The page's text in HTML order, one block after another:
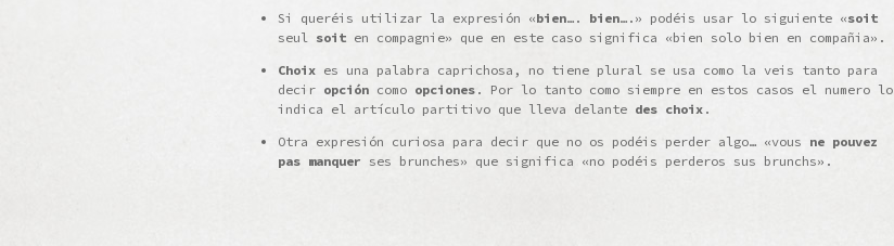
Si queréis utilizar la expresión «bien…. bien….» podéis usar lo siguiente «soit
seul soit en compagnie» que en este caso significa «bien solo bien en compañia».
Choix es una palabra caprichosa, no tiene plural se usa como la veis tanto para
decir opción como opciones . Por lo tanto como siempre en estos casos el numero lo
indica el artículo partitivo que lleva delante des choix .
Otra expresión curiosa para decir que no os podéis perder algo… «vous ne pouvez
pas manquer ses brunches» que significa «no podéis perderos sus brunchs».